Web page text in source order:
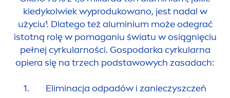
kiedykolwiek wyprodukowano, jest nadal w
użyciu¹. Dlatego też aluminium może odegrać
istotną rolę w pomaganiu światu w osiągnięciu
pełnej cyrkularności. Gospodarka cyrkularna
opiera się na trzech podstawowych zasadach:
1. Eliminacja odpadów i zanieczyszczeń